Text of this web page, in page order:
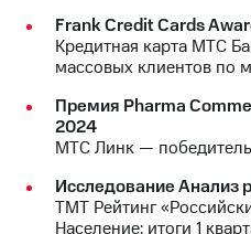
Регистратор
Реквизиты
развитие
этика
На главную
Frank Credit Cards
Кредитная карта МТС
массовых клиентов по
Премия Pharma
2024
МТС Линк —
Исследование
ТМТ Рейтинг
Население: итоги 1